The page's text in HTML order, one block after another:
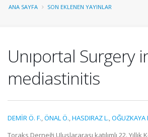
ANA SAYFA SON EKLENEN YAYINLAR
Unıportal Surgery
mediastinitis
DEMİR Ö. F.,ÖNAL Ö.,HASDIRAZ L.,OĞUZKAYA
Toraks Derneği Uluslararası katılımlı 22. Yıllık